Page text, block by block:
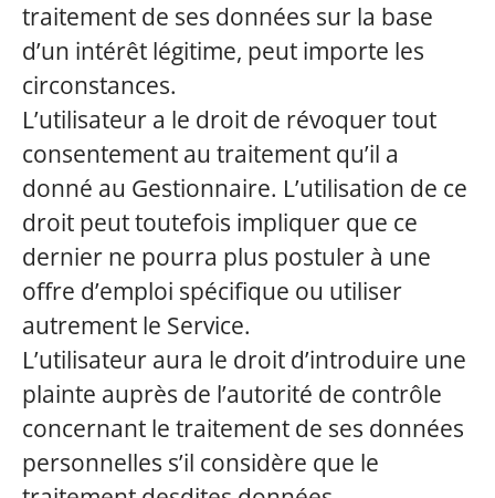
traitement de ses données sur la base
d’un intérêt légitime, peut importe les
circonstances.
L’utilisateur a le droit de révoquer tout
consentement au traitement qu’il a
donné au Gestionnaire. L’utilisation de ce
droit peut toutefois impliquer que ce
dernier ne pourra plus postuler à une
offre d’emploi spécifique ou utiliser
autrement le Service.
L’utilisateur aura le droit d’introduire une
plainte auprès de l’autorité de contrôle
concernant le traitement de ses données
personnelles s’il considère que le